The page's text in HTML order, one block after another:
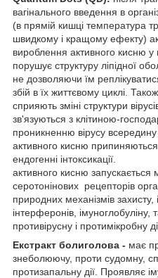
вагінального введення в
(в прямій кишці температура
швидкому і кращому ефекту)
вироблення активного кисню у
порушує структуру ліпідної
не дозволяючи їм
збій в їх життєвому циклі.
сприяють зміні структури
зв'язуються з клітиною-
проникненню вірусу
активного кисню припиняються
ендогенні
активного кисню запускається
серотонінових рецепторів
природних механізмів
інтерферонів,
противірусну і протимікробну
Екстракт болиголова - має
знеболюючу, проти судомну,
протизапальну дії. Проявляє